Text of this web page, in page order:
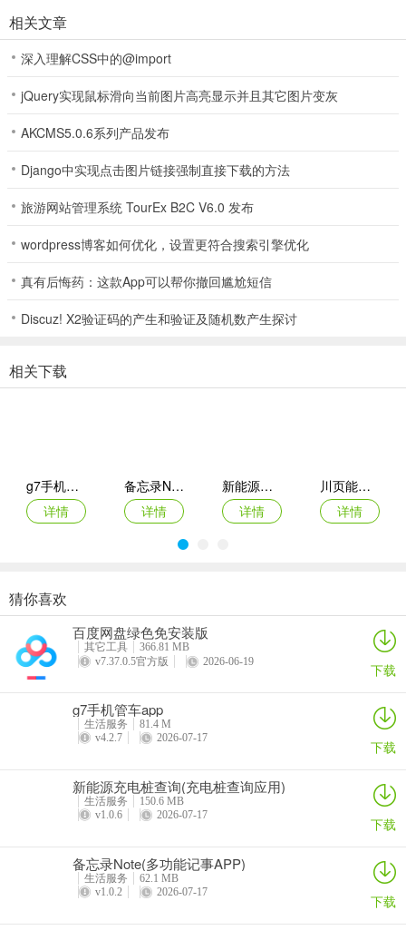
话联系门店确认回收的相关信息，免费提供上门、搬运、处理旧物服
务。
软件特点
各种品牌，各类建材家居应有尽有，想买什么，先用洞窝“逛一下”，
帮您免除频繁前往线下店挑选的痛苦，让您有的放矢，省时省心省钱~
以在线转让给有缘窝友，也可以参加门店以旧换新活动直接抵钱哦！
拜拜旧家具，我是省钱小能手！
汇集数百大型卖场，多达上百万种商品，上万品牌。涵盖家居、建
上万篇用户分享的家装、装修攻略，让您买家装家居产品，少走弯
路，多省钱。
优化一些功能体验，让家装家居快乐简单。
相关文章
深入理解CSS中的@import
jQuery实现鼠标滑向当前图片高亮显示并且其它图片变灰
AKCMS5.0.6系列产品发布
Django中实现点击图片链接强制直接下载的方法
旅游网站管理系统 TourEx B2C V6.0 发布
wordpress博客如何优化，设置更符合搜索引擎优化
真有后悔药：这款App可以帮你撤回尴尬短信
Discuz! X2验证码的产生和验证及随机数产生探讨
相关下载
g7手机管车app
详情
备忘录Note(多功能记事APP)
详情
新能源充电桩查询(充电桩查询应用)
详情
川页能源(电池管理应用)
详情
每日走路计步(运动健康记录)
详情
灵犀魔戒(运动睡眠管家)
详情
思特云联(视频监控应用)
倒计时DayMarter最新手机版
猜你喜欢
百度网盘绿色免安装版
其它工具
366.81 MB
v7.37.0.5官方版
2026-06-19 下载
g7手机管车app
生活服务
81.4 M
v4.2.7
2026-07-17 下载
新能源充电桩查询(充电桩查询应用)
生活服务
150.6 MB
v1.0.6
2026-07-17 下载
备忘录Note(多功能记事APP)
生活服务
62.1 MB
v1.0.2
2026-07-17 下载